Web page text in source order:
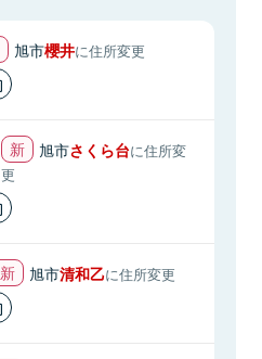
旭市櫻井に住所変更
旭市さくら台に住所変
更
旭市清和乙に住所変更